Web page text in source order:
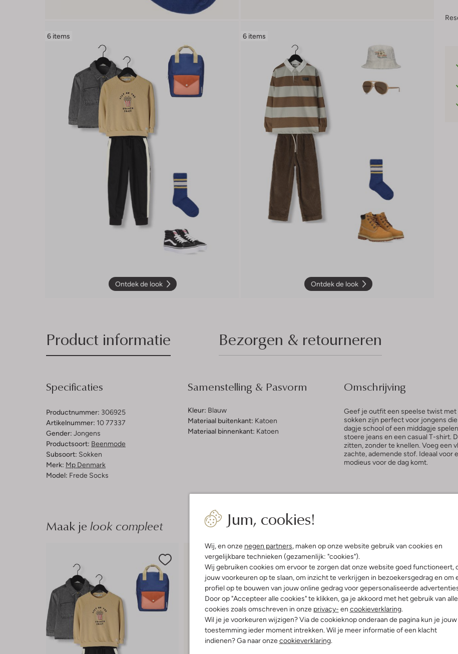
Jum, cookies!
Wij, en onze negen partners, maken op onze website gebruik van cookies en
vergelijkbare technieken (gezamenlijk: "cookies").
Wij gebruiken cookies om ervoor te zorgen dat onze website goed functioneert,
jouw voorkeuren op te slaan, om inzicht te verkrijgen in bezoekersgedrag en om
profiel op te bouwen van jouw online gedrag voor gepersonaliseerde
Door op "Accepteer alle cookies" te klikken, ga je akkoord met het gebruik van alle
cookies zoals omschreven in onze privacy- en cookieverklaring.
Wil je je voorkeuren wijzigen? Via de cookieknop onderaan de pagina kun je jouw
toestemming ieder moment intrekken. Wil je meer informatie of een klacht
indienen? Ga naar onzecookieverklaring.
6 items
Ontdek de look
6 items
Ontdek de look
Product informatie Bezorgen & retourneren
Specificaties
Productnummer: 306925
Artikelnummer: 10 77337
Gender: Jongens
Productsoort: Beenmode
Subsoort: Sokken
Merk: Mp Denmark
Model: Frede Socks
Samenstelling & Pasvorm
Kleur: Blauw
Materiaal buitenkant: Katoen
Materiaal binnenkant: Katoen
Omschrijving
Geef je outfit een speelse twist met
sokken zijn perfect voor jongens
dagje school of een middagje
stoere jeans en een casual T-shirt.
zitten, zonder te knellen. Voeg een
zachte, ademende stof. Ideaal voor
modieus voor de dag komt.
Maak je look compleet